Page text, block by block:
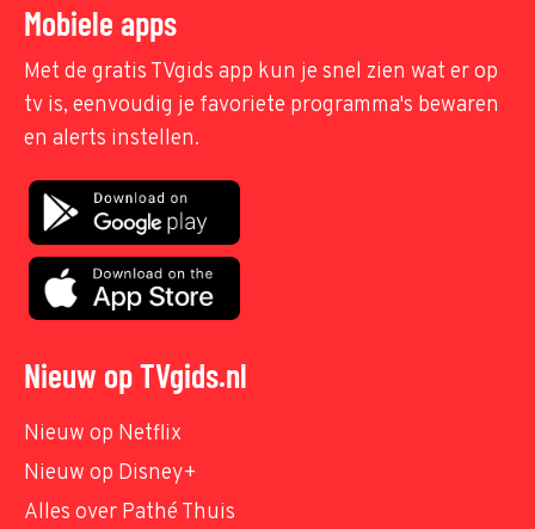
Mobiele apps
Met de gratis TVgids app kun je snel zien wat er op
tv is, eenvoudig je favoriete programma's bewaren
en alerts instellen.
Nieuw op TVgids.nl
Nieuw op Netflix
Nieuw op Disney+
Alles over Pathé Thuis